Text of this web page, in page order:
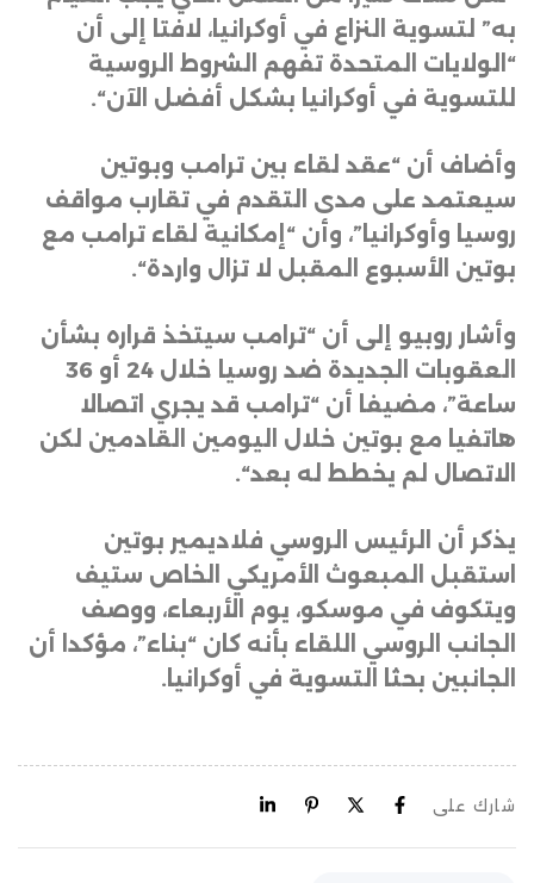
به” لتسوية النزاع في أوكرانيا، لافتا إلى أن
“الولايات المتحدة تفهم الشروط الروسية
للتسوية في أوكرانيا بشكل أفضل الآن“.
وأضاف أن “عقد لقاء بين ترامب وبوتين
سيعتمد على مدى التقدم في تقارب مواقف
روسيا وأوكرانيا”، وأن “إمكانية لقاء ترامب مع
بوتين الأسبوع المقبل لا تزال واردة“.
وأشار روبيو إلى أن “ترامب سيتخذ قراره بشأن
العقوبات الجديدة ضد روسيا خلال 24 أو 36
ساعة”، مضيفا أن “ترامب قد يجري اتصالا
هاتفيا مع بوتين خلال اليومين القادمين لكن
الاتصال لم يخطط له بعد“.
يذكر أن الرئيس الروسي فلاديمير بوتين
استقبل المبعوث الأمريكي الخاص ستيف
ويتكوف في موسكو، يوم الأربعاء، ووصف
الجانب الروسي اللقاء بأنه كان “بناء”، مؤكدا أن
الجانبين بحثا التسوية في أوكرانيا .
شارك على